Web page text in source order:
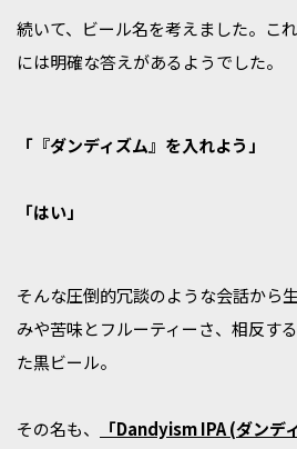
続いて、ビール名を考えました。こ
には明確な答えがあるようでした。
「『ダンディズム』を入れよう」
「はい」
そんな圧倒的冗談のような会話から
みや苦味とフルーティーさ、相反す
た黒ビール。
その名も、 「Dandyism IPA (ダンデ